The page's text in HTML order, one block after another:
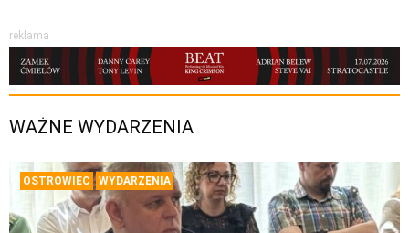
reklama
WAŻNE WYDARZENIA
OSTROWIEC WYDARZENIA